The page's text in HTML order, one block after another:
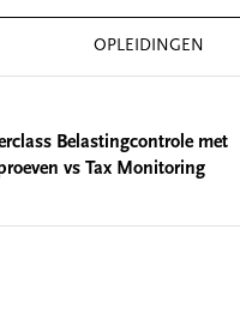
OPLEIDINGEN
Belastingcontrole met
vs Tax Monitoring